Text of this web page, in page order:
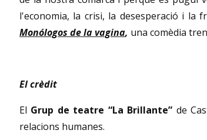
l'economia, la crisi, la desesperació i la
Monólogos de la vagina, una comèdia
El crèdit
El Grup de teatre “La Brillante” de
relacions humanes.